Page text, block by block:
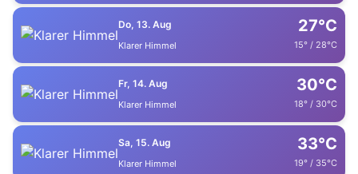
Do, 13. Aug
Klarer Himmel
27°C
15° / 28°C
Fr, 14. Aug
Klarer Himmel
30°C
18° / 30°C
Sa, 15. Aug
Klarer Himmel
33°C
19° / 35°C